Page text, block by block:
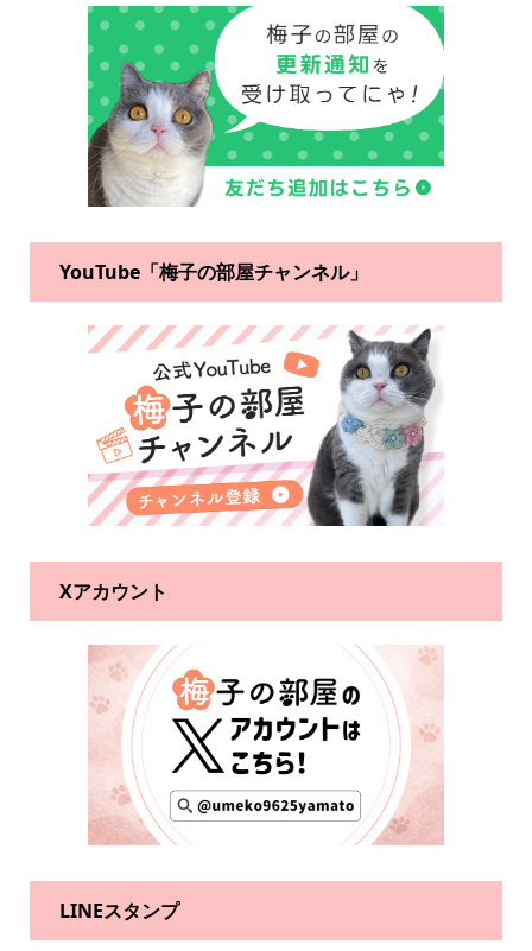
YouTube「梅子の部屋チャンネル」
Xアカウント
LINEスタンプ